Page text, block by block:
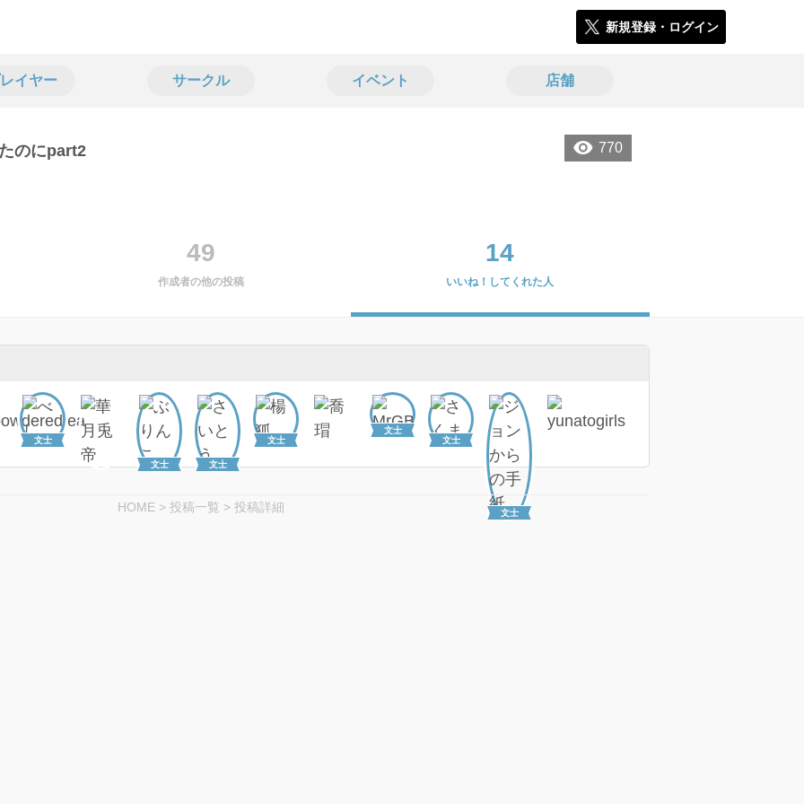
新規登録・ログイン
イヤー サークル イベント 店舗
770
のにpart2
49
作成者の他の投稿
14
いいね！してくれた人
文士
文士 文士
文士
文士
文士
文士
HOME > 投稿一覧 > 投稿詳細